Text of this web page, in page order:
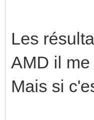
enp1s0-
PHY
Les
AMD il
Mais si